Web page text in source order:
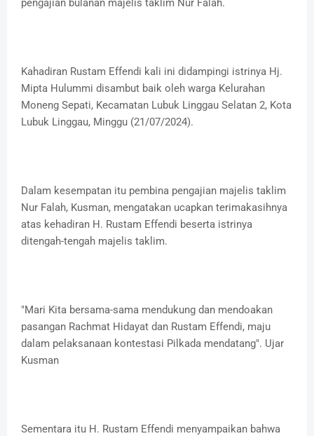
pengajian bulanan majelis taklim Nur Falah.
Kahadiran Rustam Effendi kali ini didampingi istrinya Hj.
Mipta Hulummi disambut baik oleh warga Kelurahan
Moneng Sepati, Kecamatan Lubuk Linggau Selatan 2, Kota
Lubuk Linggau, Minggu (21/07/2024).
Dalam kesempatan itu pembina pengajian majelis taklim
Nur Falah, Kusman, mengatakan ucapkan terimakasihnya
atas kehadiran H. Rustam Effendi beserta istrinya
ditengah-tengah majelis taklim.
"Mari Kita bersama-sama mendukung dan mendoakan
pasangan Rachmat Hidayat dan Rustam Effendi, maju
dalam pelaksanaan kontestasi Pilkada mendatang". Ujar
Kusman
Sementara itu H. Rustam Effendi menyampaikan bahwa